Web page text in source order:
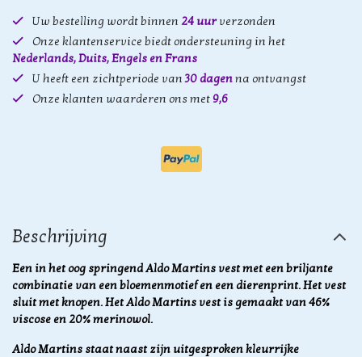
Uw bestelling wordt binnen 24 uurverzonden
Onze klantenservice biedt ondersteuning in het
Nederlands, Duits, Engels en Frans
U heeft een zichtperiode van30 dagenna ontvangst
Onze klanten waarderen ons met 9,6
Beschrijving
Een in het oog springend Aldo Martins vest met een briljante
combinatie van een bloemenmotief en een dierenprint. Het vest
sluit met knopen. Het Aldo Martins vest is gemaakt van 46%
viscose en 20% merinowol.
Aldo Martins staat naast zijn uitgesproken kleurrijke